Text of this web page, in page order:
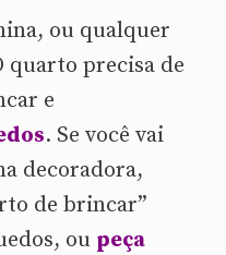
ou qualquer
quarto precisa de
e
. Se você vai
decoradora,
de brincar”
ou peça